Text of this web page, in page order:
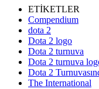
ETİKETLER
Compendium
dota 2
Dota 2 logo
Dota 2 turnuva
Dota 2 turnuva
Dota 2
The International